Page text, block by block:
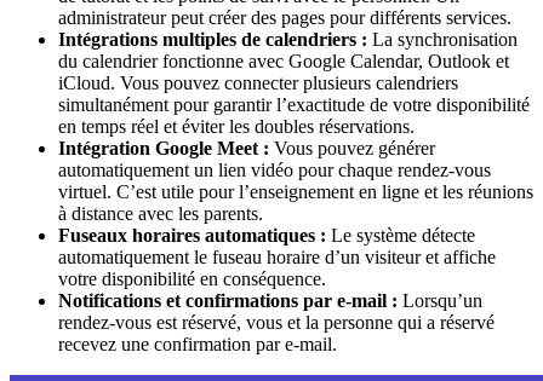
administrateur peut créer des pages pour différents services.
Intégrations multiples de calendriers : La synchronisation
du calendrier fonctionne avec Google Calendar, Outlook et
iCloud. Vous pouvez connecter plusieurs calendriers
simultanément pour garantir l’exactitude de votre disponibilité
en temps réel et éviter les doubles réservations.
Intégration Google Meet : Vous pouvez générer
automatiquement un lien vidéo pour chaque rendez-vous
virtuel. C’est utile pour l’enseignement en ligne et les réunions
à distance avec les parents.
Fuseaux horaires automatiques : Le système détecte
automatiquement le fuseau horaire d’un visiteur et affiche
votre disponibilité en conséquence.
Notifications et confirmations par e-mail : Lorsqu’un
rendez-vous est réservé, vous et la personne qui a réservé
recevez une confirmation par e-mail.